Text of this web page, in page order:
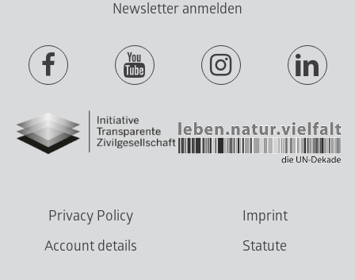
Newsletter anmelden
Privacy Policy
Imprint
Account details
Statute